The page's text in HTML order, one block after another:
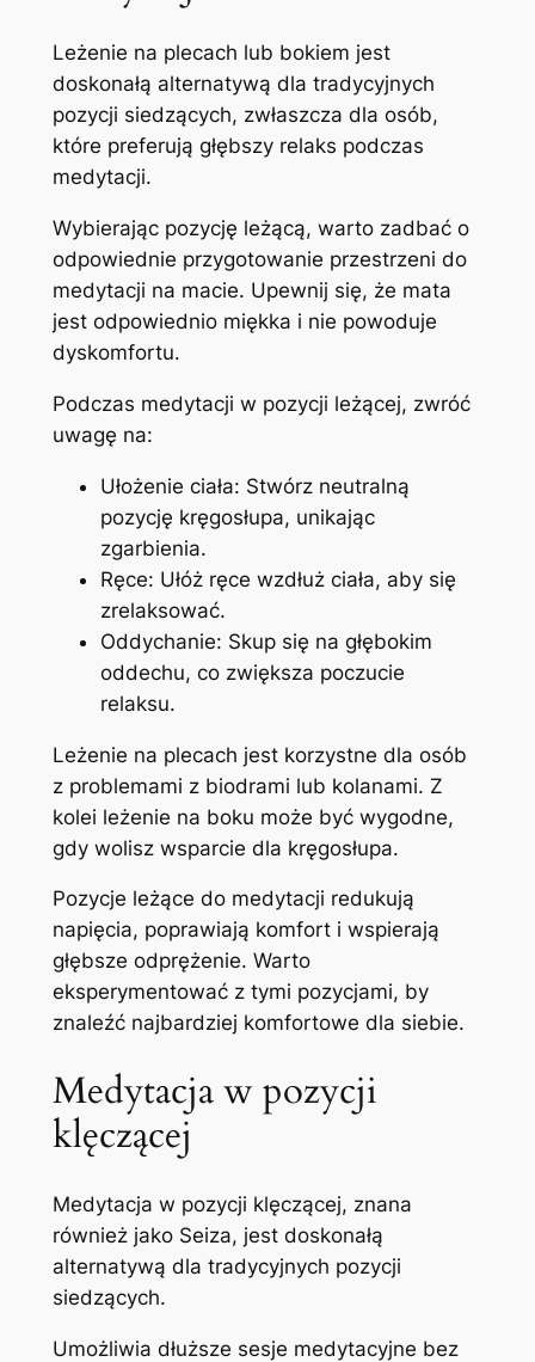
Leżenie na plecach lub bokiem jest
doskonałą alternatywą dla tradycyjnych
pozycji siedzących, zwłaszcza dla osób,
które preferują głębszy relaks podczas
medytacji.
Wybierając pozycję leżącą, warto zadbać o
odpowiednie przygotowanie przestrzeni do
medytacji na macie. Upewnij się, że mata
jest odpowiednio miękka i nie powoduje
dyskomfortu.
Podczas medytacji w pozycji leżącej, zwróć
uwagę na:
Ułożenie ciała: Stwórz neutralną
pozycję kręgosłupa, unikając
zgarbienia.
Ręce: Ułóż ręce wzdłuż ciała, aby się
zrelaksować.
Oddychanie: Skup się na głębokim
oddechu, co zwiększa poczucie
relaksu.
Leżenie na plecach jest korzystne dla osób
z problemami z biodrami lub kolanami. Z
kolei leżenie na boku może być wygodne,
gdy wolisz wsparcie dla kręgosłupa.
Pozycje leżące do medytacji redukują
napięcia, poprawiają komfort i wspierają
głębsze odprężenie. Warto
eksperymentować z tymi pozycjami, by
znaleźć najbardziej komfortowe dla siebie.
Medytacja w pozycji
klęczącej
Medytacja w pozycji klęczącej, znana
również jako Seiza, jest doskonałą
alternatywą dla tradycyjnych pozycji
siedzących.
Umożliwia dłuższe sesje medytacyjne bez